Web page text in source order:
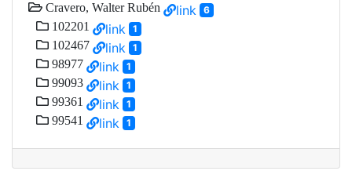
Cravero, Walter Rubén link 6
102201 link 1
102467 link 1
98977 link 1
99093 link 1
99361 link 1
99541 link 1